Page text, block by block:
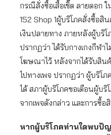
กรณีสั่งซื้อเสื้อเชิ๊ต ลายดอก
152 Shop 1ผู้บริโภคสั่งซื้อสิ
เงินปลายทาง ภายหลังผู้บริ
ปรากฏว่า ได้รับกางเกงกีฬ
โฆษณาไว้ หลังจากได้รับสิน
ไปทางเพจ ปรากฏว่า ผู้บริโ
ได้ สภาผู้บริโภคขอเตือนผู้บริ
จากเพจดังกล่าว และการซื้อ
หากผู้บริโภคท่านใดพบปั